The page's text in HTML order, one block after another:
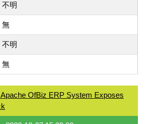
不明
無
不明
無
OfBiz ERP System Exposes